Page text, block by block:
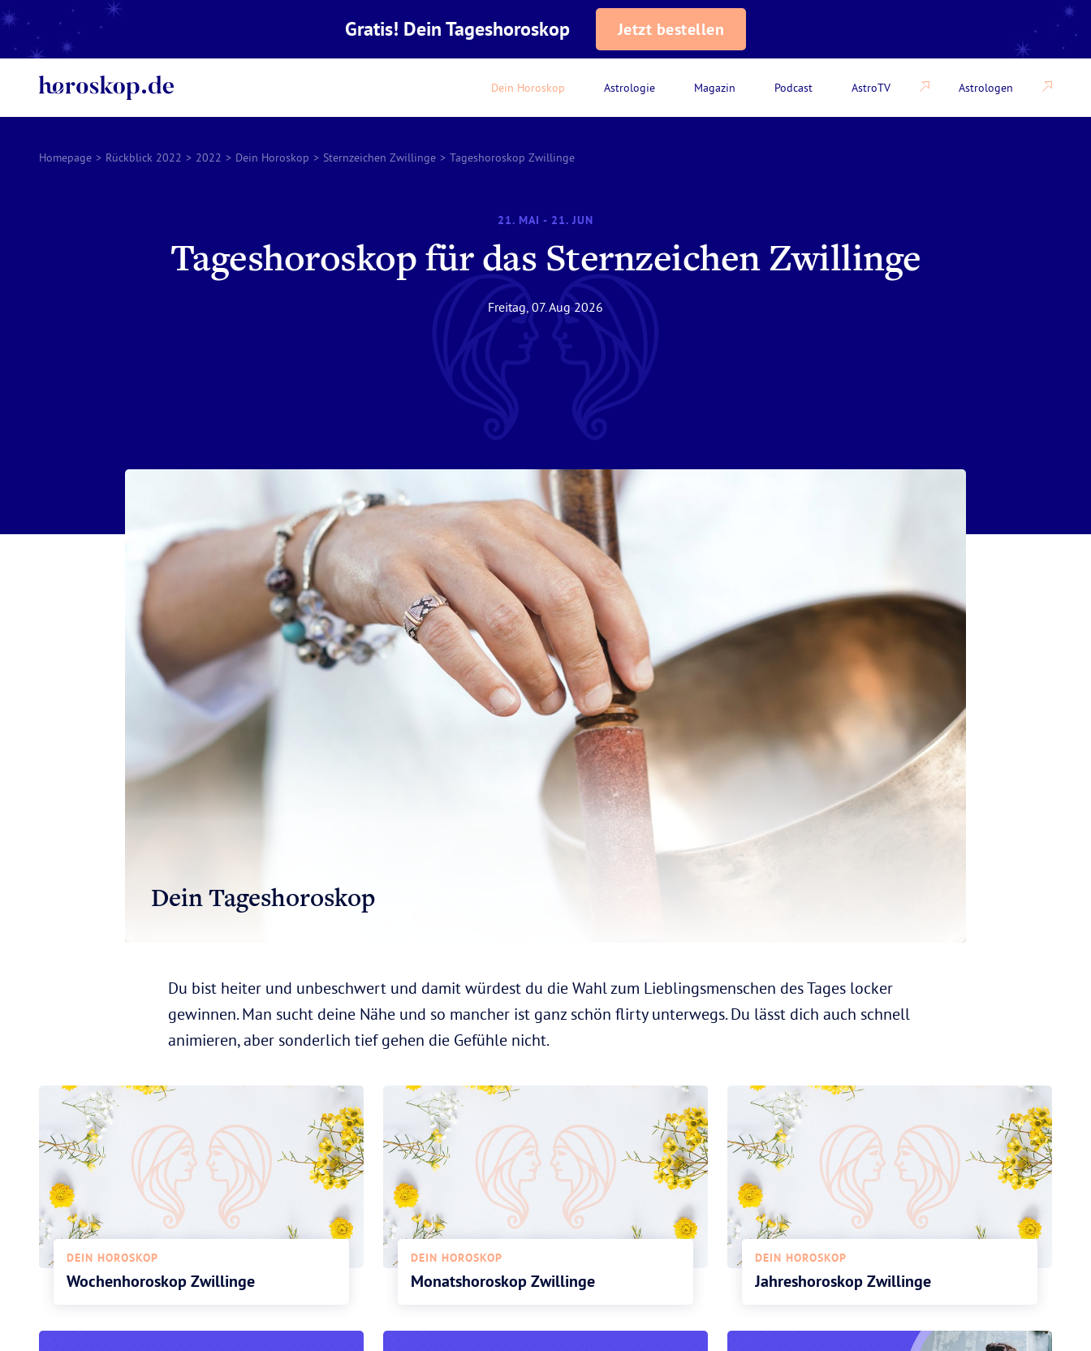
Dein Horoskop Astrologie Magazin Podcast AstroTV Astrologen
Gratis! Dein Tageshoroskop Jetzt bestellen
Homepage > Rückblick 2022 > 2022 > Dein Horoskop > Sternzeichen Zwillinge > Tageshoroskop Zwillinge
21. MAI - 21. JUN
Tageshoroskop für das Sternzeichen Zwillinge
Freitag, 07. Aug 2026
Dein Tageshoroskop
Du bist heiter und unbeschwert und damit würdest du die Wahl zum Lieblingsmenschen des Tages locker
gewinnen. Man sucht deine Nähe und so mancher ist ganz schön flirty unterwegs. Du lässt dich auch schnell
animieren, aber sonderlich tief gehen die Gefühle nicht.
DEIN HOROSKOP
Wochenhoroskop Zwillinge
DEIN HOROSKOP
Monatshoroskop Zwillinge
DEIN HOROSKOP
Jahreshoroskop Zwillinge